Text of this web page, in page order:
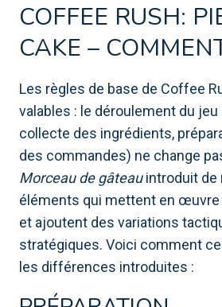
COFFEE RUSH:
CAKE –
Les règles de base de Coffee
valables : le déroulement du
collecte des ingrédients,
des commandes) ne change
Morceau de gâteauintroduit de
éléments qui mettent en œuvre
et ajoutent des variations
stratégiques. Voici comment
les différences introduites :